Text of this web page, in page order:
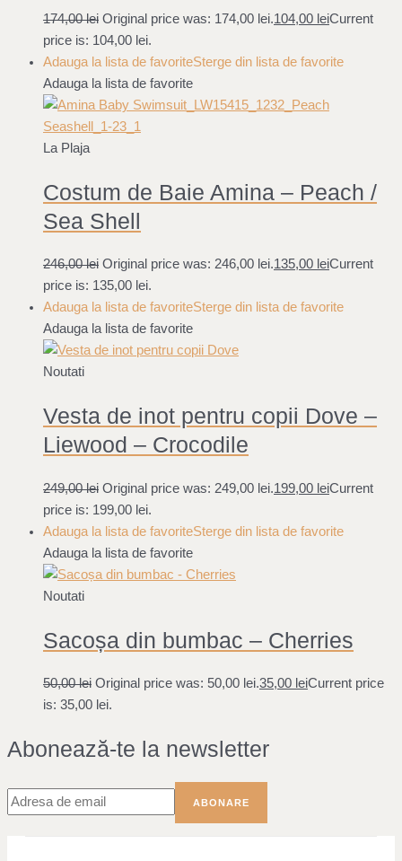
174,00lei Original price was: 174,00 lei.104,00 leiCurrent
price is: 104,00 lei.
Adauga la lista de favoriteSterge din lista de favorite
Adauga la lista de favorite
La Plaja
Costum de Baie Amina – Peach /
Sea Shell
246,00lei Original price was: 246,00 lei.135,00 leiCurrent
price is: 135,00 lei.
Adauga la lista de favoriteSterge din lista de favorite
Adauga la lista de favorite
Noutati
Vesta de inot pentru copii Dove –
Liewood – Crocodile
249,00lei Original price was: 249,00 lei.199,00 leiCurrent
price is: 199,00 lei.
Adauga la lista de favoriteSterge din lista de favorite
Adauga la lista de favorite
Noutati
Sacoșa din bumbac – Cherries
50,00lei Original price was: 50,00 lei.35,00 leiCurrent price
is: 35,00 lei.
Abonează-te la newsletter